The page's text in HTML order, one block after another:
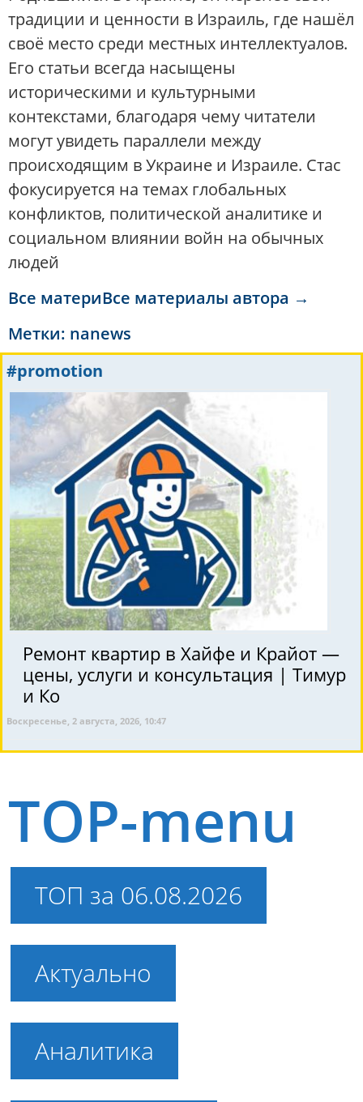
традиции и ценности в Израиль, где нашёл
своё место среди местных интеллектуалов.
Его статьи всегда насыщены
историческими и культурными
контекстами, благодаря чему читатели
могут увидеть параллели между
происходящим в Украине и Израиле. Стас
фокусируется на темах глобальных
конфликтов, политической аналитике и
социальном влиянии войн на обычных
людей
Все материВсе материалы автора →
Метки: nanews
#promotion
Ремонт квартир в Хайфе и Крайот —
цены, услуги и консультация | Тимур
и Ко
Воскресенье, 2 августа, 2026, 10:47
TOP-menu
ТОП за 06.08.2026
Актуально
Аналитика